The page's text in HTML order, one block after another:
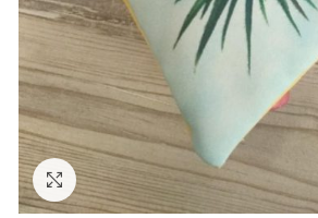
Click to enlarge